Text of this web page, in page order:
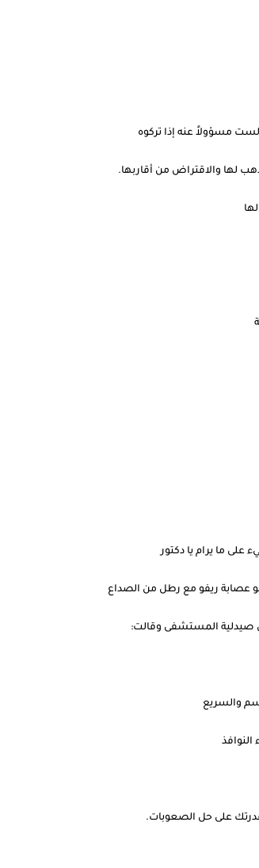
مسؤولاً عنه إذا تركوه
لها والاقتراض من أقاربها.
ما يرام يا دكتور
عصابة ريفو مع رطل من الصداع
صيدلية المستشفى وقالت:
والسريع
على حل الصعوبات.